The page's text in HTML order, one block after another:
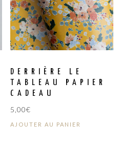
DERRIÈRE LE
TABLEAU PAPIER
CADEAU
5,00€
AJOUTER AU PANIER